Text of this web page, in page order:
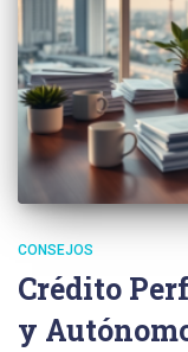
CONSEJOS
Crédito
y